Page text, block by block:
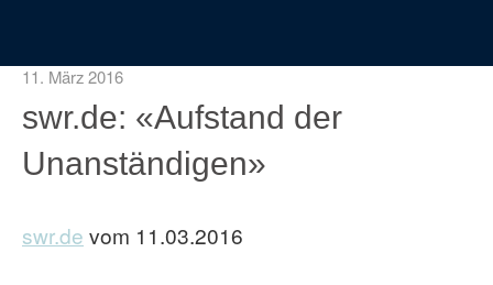
11. März 2016
swr.de: «Aufstand der
Unanständigen»
swr.de vom 11.03.2016